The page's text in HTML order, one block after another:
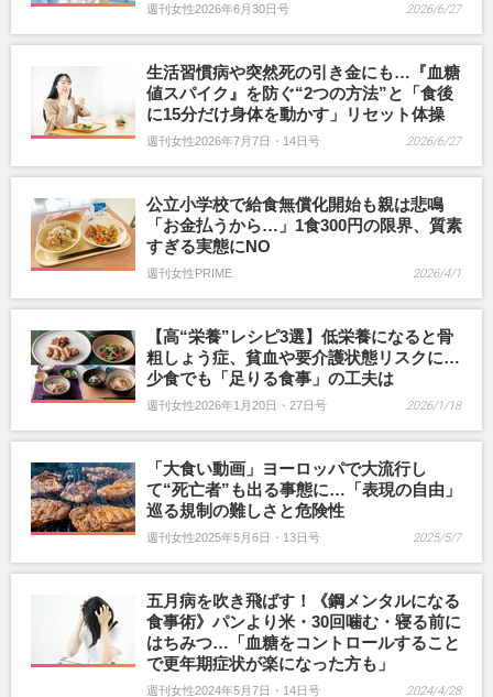
週刊女性2026年6月30日号 2026/6/27
生活習慣病や突然死の引き金にも…『血糖
値スパイク』を防ぐ“2つの方法”と「食後
に15分だけ身体を動かす」リセット体操
週刊女性2026年7月7日・14日号 2026/6/27
公立小学校で給食無償化開始も親は悲鳴
「お金払うから…」1食300円の限界、質素
すぎる実態にNO
週刊女性PRIME 2026/4/1
【高“栄養”レシピ3選】低栄養になると骨
粗しょう症、貧血や要介護状態リスクに…
少食でも「足りる食事」の工夫は
週刊女性2026年1月20日・27日号 2026/1/18
「大食い動画」ヨーロッパで大流行し
て“死亡者”も出る事態に…「表現の自由」
巡る規制の難しさと危険性
週刊女性2025年5月6日・13日号 2025/5/7
五月病を吹き飛ばす！《鋼メンタルになる
食事術》パンより米・30回噛む・寝る前に
はちみつ…「血糖をコントロールすること
で更年期症状が楽になった方も」
週刊女性2024年5月7日・14日号 2024/4/28